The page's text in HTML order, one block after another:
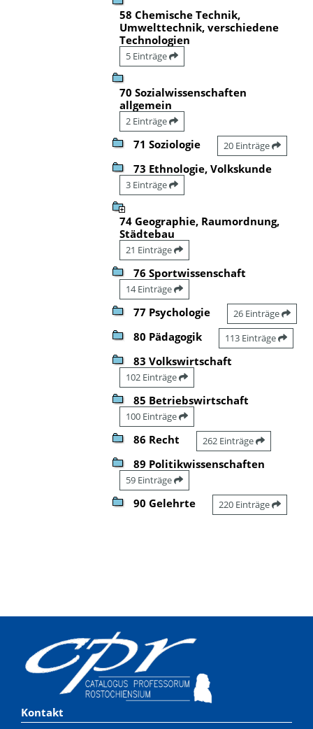
58 Chemische Technik,
Umwelttechnik, verschiedene
Technologien
5 Einträge
70 Sozialwissenschaften
allgemein
2 Einträge
71 Soziologie 20 Einträge
73 Ethnologie, Volkskunde
3 Einträge
74 Geographie, Raumordnung,
Städtebau
21 Einträge
76 Sportwissenschaft
14 Einträge
77 Psychologie 26 Einträge
80 Pädagogik 113 Einträge
83 Volkswirtschaft
102 Einträge
85 Betriebswirtschaft
100 Einträge
86 Recht 262 Einträge
89 Politikwissenschaften
59 Einträge
90 Gelehrte 220 Einträge
Kontakt